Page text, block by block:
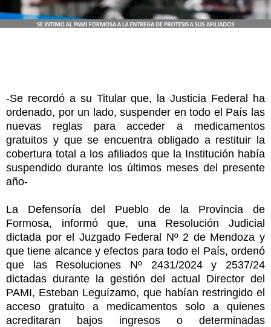
-Se recordó a su Titular que, la Justicia Federal ha
ordenado, por un lado, suspender en todo el País las
nuevas reglas para acceder a medicamentos
gratuitos y que se encuentra obligado a restituir la
cobertura total a los afiliados que la Institución había
suspendido durante los últimos meses del presente
año-
La Defensoría del Pueblo de la Provincia de
Formosa, informó que, una Resolución Judicial
dictada por el Juzgado Federal Nº 2 de Mendoza y
que tiene alcance y efectos para todo el País, ordenó
que las Resoluciones Nº 2431/2024 y 2537/24
dictadas durante la gestión del actual Director del
PAMI, Esteban Leguízamo, que habían restringido el
acceso gratuito a medicamentos solo a quienes
acreditaran bajos ingresos o determinadas